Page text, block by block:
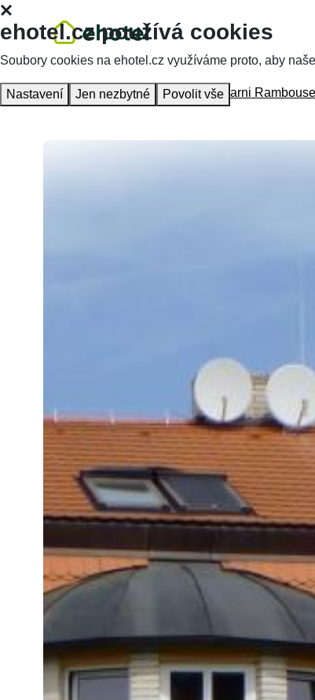
Hlavní stránka Ubytování Hotel Garni
ehotel.cz používá cookies
Soubory cookies na ehotel.cz využíváme proto, aby
Nastavení Jen nezbytné Povolit vše